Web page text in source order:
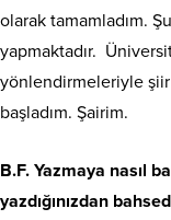
olarak tamamladım.
yapmaktadır.
yönlendirmeleriyle
başladım. Şairim.
B.F. Yazmaya nasıl
yazdığınızdan